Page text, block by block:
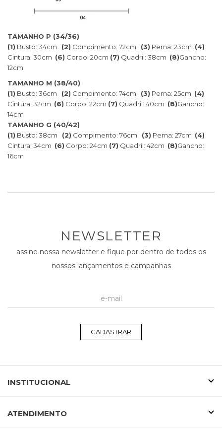
TAMANHO P (34/36)
(1) Busto: 34cm (2) Compimento: 72cm (3) Perna: 23cm (4)
Cintura: 30cm (6) Corpo: 20cm (7) Quadril: 38cm (8)Gancho:
12cm
TAMANHO M (38/40)
(1) Busto: 36cm (2) Compimento: 74cm (3) Perna: 25cm (4)
Cintura: 32cm (6) Corpo: 22cm (7) Quadril: 40cm (8)Gancho:
14cm
TAMANHO G (40/42)
(1) Busto: 38cm (2) Compimento: 76cm (3) Perna: 27cm (4)
Cintura: 34cm (6) Corpo: 24cm (7) Quadril: 42cm (8)Gancho:
16cm
NEWSLETTER
assine nossa newsletter e fique por dentro de todos os
nossos lançamentos e campanhas
CADASTRAR
INSTITUCIONAL
ATENDIMENTO